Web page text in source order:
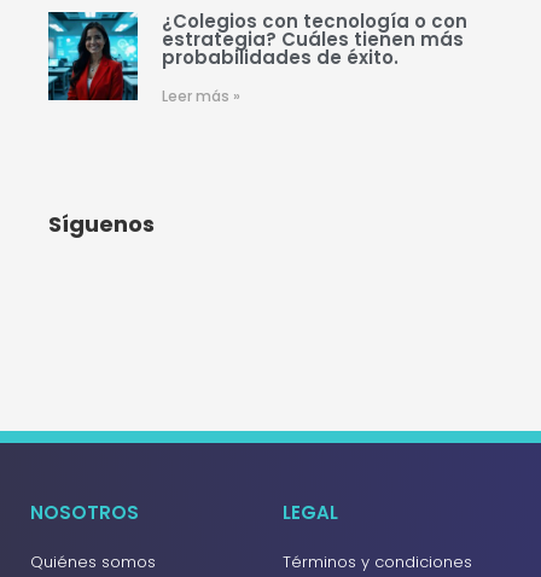
¿Colegios con tecnología o con
estrategia? Cuáles tienen más
probabilidades de éxito.
Leer más »
Síguenos
NOSOTROS
Quiénes somos
LEGAL
Términos y condiciones